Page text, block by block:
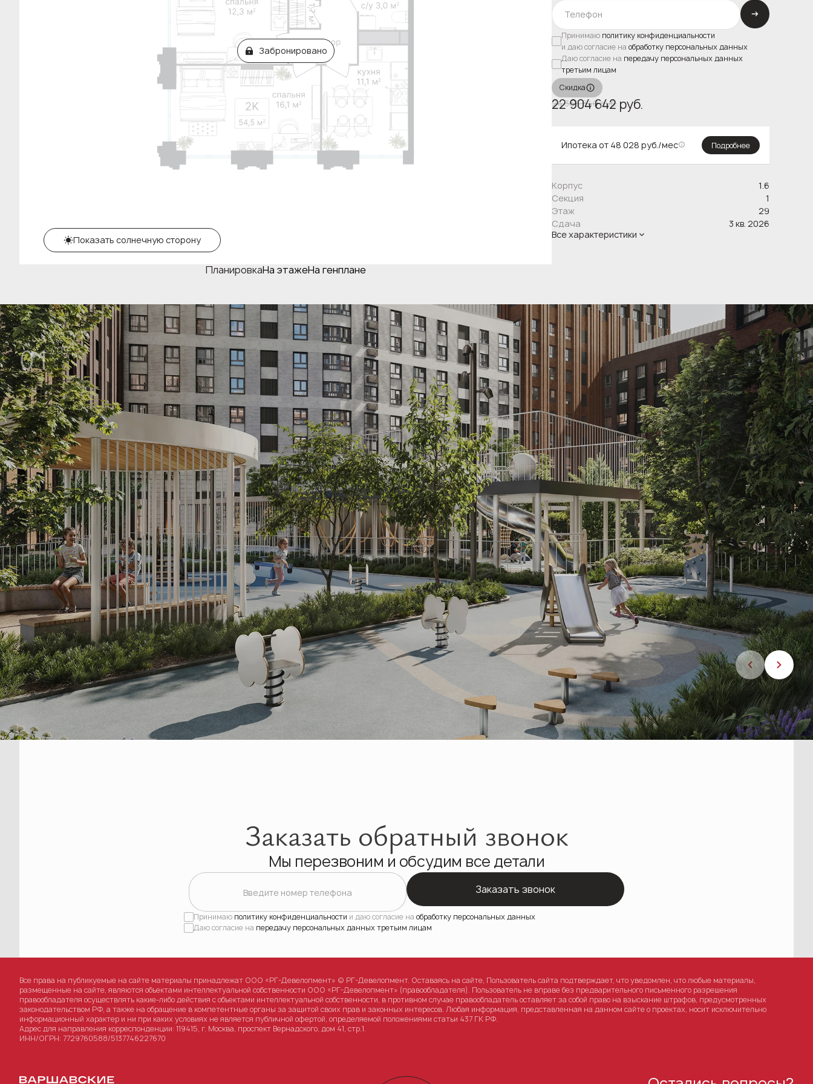
Забронировано
Показать солнечную сторону
ПланировкаНа этажеНа генплане
Принимаю политику конфиденциальности
и даю согласие на обработку персональных данных
Даю согласие на передачу персональных данных
третьим лицам
Скидка
24 366 640 руб.
22 904 642 руб.
Ипотека от 48 028 руб./мес Подробнее
Корпус
1.6
Секция
1
Этаж
29
Сдача
3 кв. 2026
Все характеристики
01/ 09
Заказать обратный звонок
Мы перезвоним и обсудим все детали
Введите номер телефона Заказать звонок
Принимаю политику конфиденциальности и даю согласие на обработку персональных данных
Даю согласие на передачу персональных данных третьим лицам
Все права на публикуемые на сайте материалы принадлежат ООО «РГ-Девелопмент» © РГ-Девелопмент. Оставаясь на сайте, Пользователь сайта подтверждает, что уведомлен, что любые материалы,
размещенные на сайте, являются объектами интеллектуальной собственности ООО «РГ-Девелопмент» (правообладателя). Пользователь не вправе без предварительного письменного разрешения
правообладателя осуществлять какие-либо действия с объектами интеллектуальной собственности, в противном случае правообладатель оставляет за собой право на взыскание штрафов, предусмотренных
законодательством РФ, а также на обращение в компетентные органы за защитой своих прав и законных интересов. Любая информация, представленная на данном сайте о проектах, носит исключительно
информационный характер и ни при каких условиях не является публичной офертой, определяемой положениями статьи 437 ГК РФ.
Адрес для направления корреспонденции: 119415, г. Москва, проспект Вернадского, дом 41, стр.1.
ИНН/ОГРН: 7729760588/5137746227670